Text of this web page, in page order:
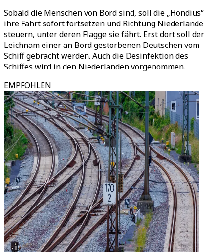
Sobald die Menschen von Bord sind, soll die „Hondius“
ihre Fahrt sofort fortsetzen und Richtung Niederlande
steuern, unter deren Flagge sie fährt. Erst dort soll der
Leichnam einer an Bord gestorbenen Deutschen vom
Schiff gebracht werden. Auch die Desinfektion des
Schiffes wird in den Niederlanden vorgenommen.
EMPFOHLEN